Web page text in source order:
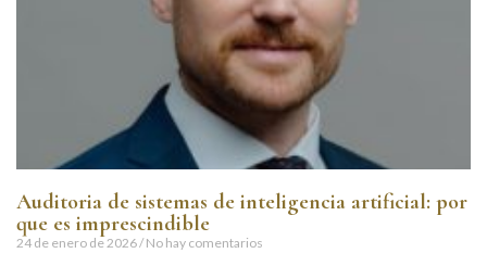
Auditoria de sistemas de inteligencia artificial: por
que es imprescindible
24 de enero de 2026 No hay comentarios